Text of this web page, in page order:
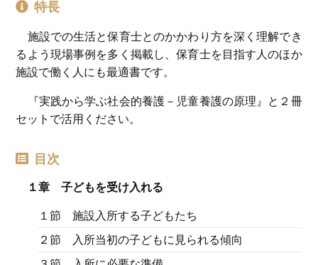
特長
施設での生活と保育士とのかかわり方を深く理解でき
るよう現場事例を多く掲載し、保育士を目指す人のほか
施設で働く人にも最適書です。
『実践から学ぶ社会的養護－児童養護の原理』と２冊
セットで活用ください。
目次
１章 子どもを受け入れる
１節 施設入所する子どもたち
２節 入所当初の子どもに見られる傾向